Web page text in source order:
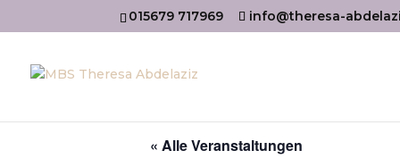
015679 717969 info@theresa-
« Alle Veranstaltungen